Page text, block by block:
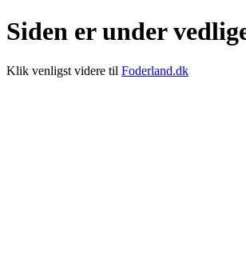
Siden er under
Klik venligst videre til Foderland.dk